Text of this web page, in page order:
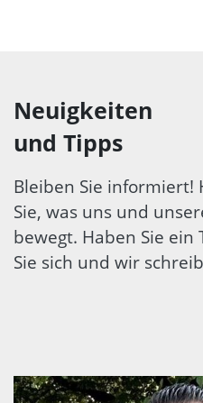
Neuigkeiten
und Tipps
Bleiben Sie informiert!
Sie, was uns und
bewegt. Haben Sie
Sie sich und wir